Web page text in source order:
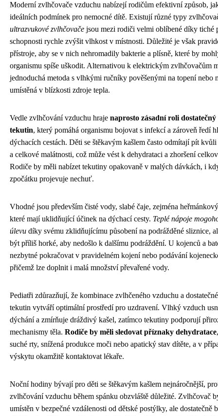
Moderní zvlhčovače vzduchu nabízejí rodičům efektivní způsob,
ideálních podmínek pro nemocné dítě. Existují různé typy
ultrazvukové zvlhčovače jsou mezi rodiči velmi oblíbené díky tiché
schopnosti rychle zvýšit vlhkost v místnosti. Důležité je však
přístroje, aby se v nich nehromadily bakterie a plísně, které by
organismu spíše uškodit. Alternativou k elektrickým zvlhčovačům
jednoduchá metoda s vlhkými ručníky pověšenými na topení nebo
umístěná v blízkosti zdroje tepla.
Vedle zvlhčování vzduchu hraje naprosto zásadní roli
tekutin, který pomáhá organismu bojovat s infekcí a zároveň ředí
dýchacích cestách. Děti se štěkavým kašlem často odmítají pít
a celkové malátnosti, což může vést k dehydrataci a zhoršení
Rodiče by měli nabízet tekutiny opakovaně v malých dávkách, i
zpočátku projevuje nechuť.
Vhodné jsou především čisté vody, slabé čaje, zejména
které mají uklidňující účinek na dýchací cesty. Teplé nápoje
úlevu díky svému zklidňujícímu působení na podrážděné sliznice,
být příliš horké, aby nedošlo k dalšímu podráždění. U kojenců a
nezbytné pokračovat v pravidelném kojení nebo podávání
přičemž lze doplnit i malá množství převařené vody.
Pediatři zdůrazňují, že kombinace zvlhčeného vzduchu a
tekutin vytváří optimální prostředí pro uzdravení. Vlhký vzduch
dýchání a zmírňuje dráždivý kašel, zatímco tekutiny podporují
mechanismy těla. Rodiče by měli sledovat příznaky dehydratace
suché rty, snížená produkce moči nebo apatický stav dítěte, a v
výskytu okamžitě kontaktovat lékaře.
Noční hodiny bývají pro děti se štěkavým kašlem nejnáročnější,
zvlhčování vzduchu během spánku obzvláště důležité. Zvlhčovač
umístěn v bezpečné vzdálenosti od dětské postýlky, ale dostatečně